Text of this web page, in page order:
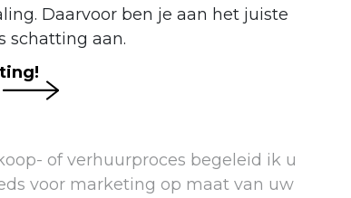
Daarvoor ben je aan het juiste
schatting aan.
of verhuurproces begeleid ik u
voor marketing op maat van uw